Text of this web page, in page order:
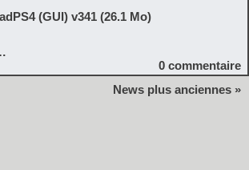
(GUI) v341 (26.1 Mo)
0 commentaire
News plus anciennes »